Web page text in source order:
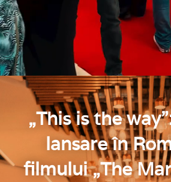
„This is the
lansare în
filmului „The